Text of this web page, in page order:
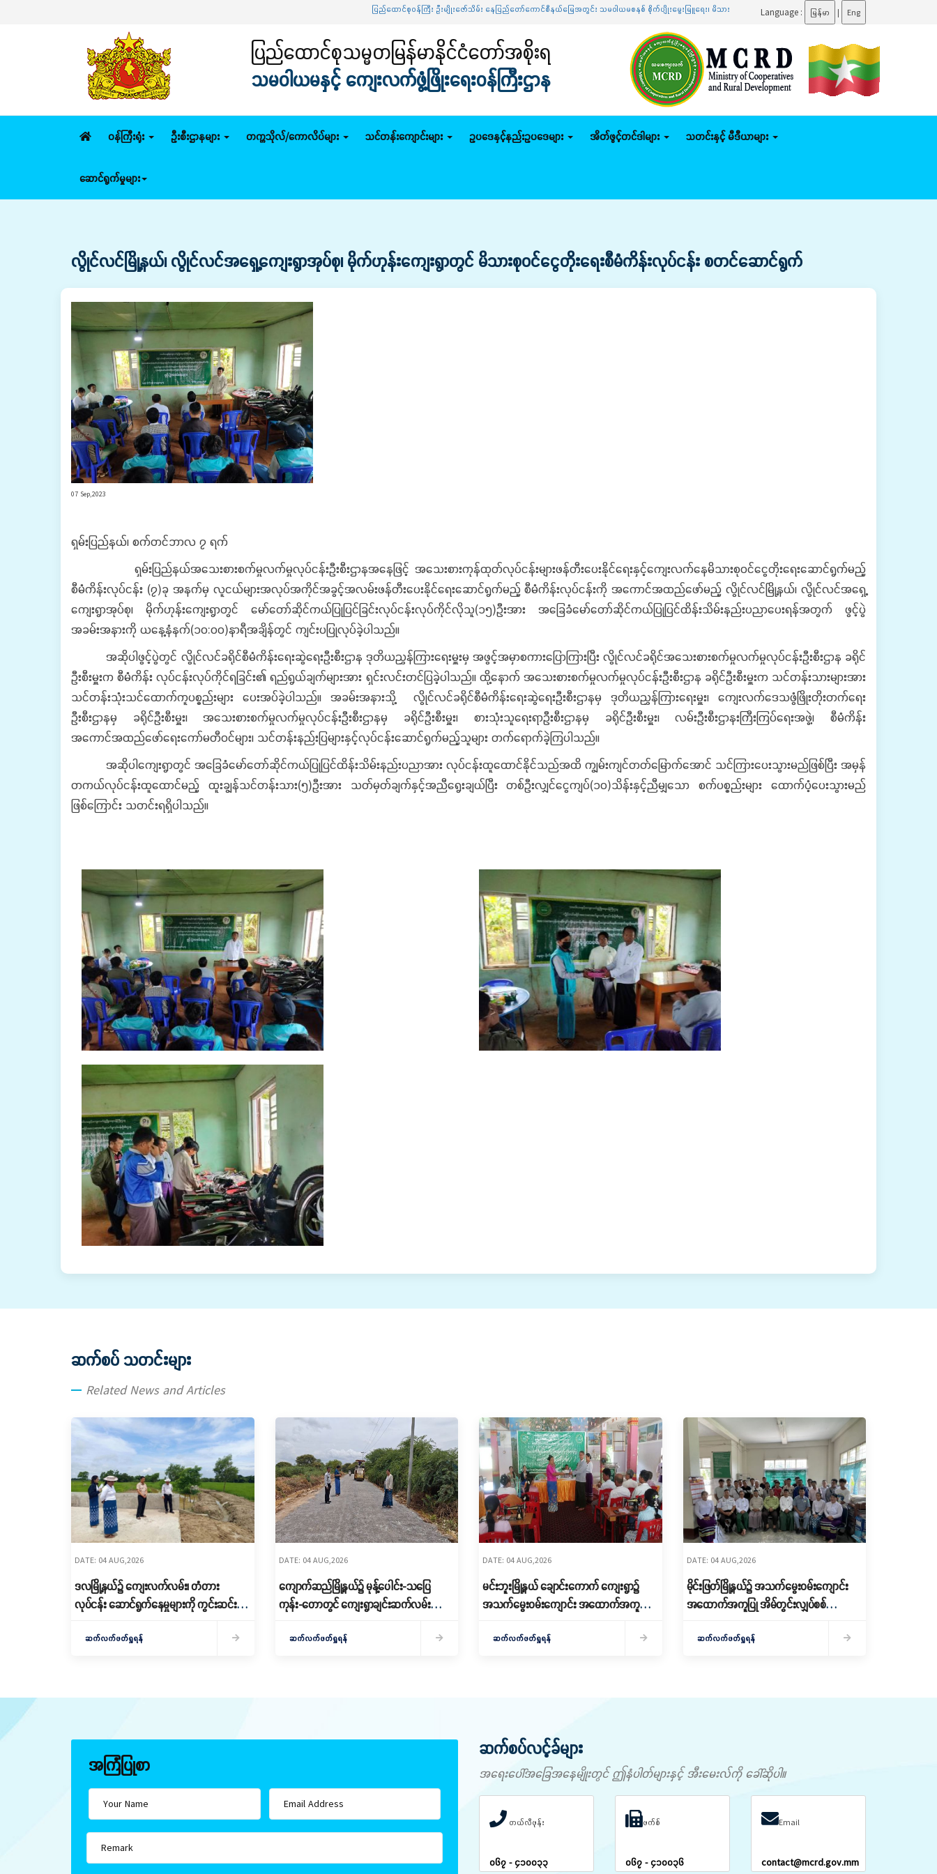
ပြည်ထောင်စုဝန်ကြီး ဦးမျိုးဇော်သိမ်း နေပြည်တော်ကောင်စီနယ်မြေအတွင်း သမဝါယမစနစ် စိုက်ပျိုးမွေးမြူရေး၊ မိသားစုဝင်ငွေတိုးပွားရေး၊ ဒေသဖွံ့ဖြိုးရေးလုပ်ငန်းများ ကွင်းဆင်းဆောင်ရွက် ဝန်ကြီးဌ
Language : မြန်မာ | Eng
ပြည်ထောင်စုသမ္မတမြန်မာနိုင်ငံတော်အစိုးရ
သမဝါယမနှင့် ကျေးလက်ဖွံ့ဖြိုးရေးဝန်ကြီးဌာန
ဝန်ကြီးရုံး ဦးစီးဌာနများ တက္ကသိုလ်/ကောလိပ်များ သင်တန်းကျောင်းများ ဥပဒေနှင့်နည်းဥပဒေများ အိတ်ဖွင့်တင်ဒါများ သတင်းနှင့် မီဒီယာများ
ဆောင်ရွက်မှုများ
လွိုင်လင်မြို့နယ်၊ လွိုင်လင်အရှေ့ကျေးရွာအုပ်စု၊ မိုက်ဟုန်းကျေးရွာတွင် မိသားစုဝင်ငွေတိုးရေးစီမံကိန်းလုပ်ငန်း စတင်ဆောင်ရွက်
07 Sep,2023
ရှမ်းပြည်နယ်၊ စက်တင်ဘာလ ၇ ရက်
ရှမ်းပြည်နယ်အသေးစားစက်မှုလက်မှုလုပ်ငန်းဦးစီးဌာနအနေဖြင့် အသေးစားကုန်ထုတ်လုပ်ငန်းများဖန်တီးပေးနိုင်ရေးနှင့်ကျေးလက်နေမိသားစုဝင်ငွေတိုးရေးဆောင်ရွက်မည့်
စီမံကိန်းလုပ်ငန်း (၇)ခု အနက်မှ လူငယ်များအလုပ်အကိုင်အခွင့်အလမ်းဖန်တီးပေးနိုင်ရေးဆောင်ရွက်မည့် စီမံကိန်းလုပ်ငန်းကို အကောင်အထည်ဖော်မည့် လွိုင်လင်မြို့နယ်၊ လွိုင်လင်အရှေ့
ကျေးရွာအုပ်စု၊ မိုက်ဟုန်းကျေးရွာတွင် မော်တော်ဆိုင်ကယ်ပြုပြင်ခြင်းလုပ်ငန်းလုပ်ကိုင်လိုသူ(၁၅)ဦးအား အခြေခံမော်တော်ဆိုင်ကယ်ပြုပြင်ထိန်းသိမ်းနည်းပညာပေးရန်အတွက် ဖွင့်ပွဲ
အခမ်းအနားကို ယနေ့နံနက်(၁၀:၀၀)နာရီအချိန်တွင် ကျင်းပပြုလုပ်ခဲ့ပါသည်။
အဆိုပါဖွင့်ပွဲတွင် လွိုင်လင်ခရိုင်စီမံကိန်းရေးဆွဲရေးဦးစီးဌာန ဒုတိယညွှန်ကြားရေးမှူးမှ အဖွင့်အမှာစကားပြောကြားပြီး လွိုင်လင်ခရိုင်အသေးစားစက်မှုလက်မှုလုပ်ငန်းဦးစီးဌာန ခရိုင်
ဦးစီးမှူးက စီမံကိန်း လုပ်ငန်းလုပ်ကိုင်ရခြင်း၏ ရည်ရွယ်ချက်များအား ရှင်းလင်းတင်ပြခဲ့ပါသည်။ ထို့နောက် အသေးစားစက်မှုလက်မှုလုပ်ငန်းဦးစီးဌာန ခရိုင်ဦးစီးမှူးက သင်တန်းသားများအား
သင်တန်းသုံးသင်ထောက်ကူပစ္စည်းများ ပေးအပ်ခဲ့ပါသည်။ အခမ်းအနားသို့ လွိုင်လင်ခရိုင်စီမံကိန်းရေးဆွဲရေးဦးစီးဌာနမှ ဒုတိယညွှန်ကြားရေးမှူး၊ ကျေးလက်ဒေသဖွံဖြိုးတိုးတက်ရေး
ဦးစီးဌာနမှ ခရိုင်ဦးစီးမှူး၊ အသေးစားစက်မှုလက်မှုလုပ်ငန်းဦးစီးဌာနမှ ခရိုင်ဦးစီးမှူး၊ စားသုံးသူရေးရာဦးစီးဌာနမှ ခရိုင်ဦးစီးမှူး၊ လမ်းဦးစီးဌာနးကြီးကြပ်ရေးအဖွဲ့၊ စီမံကိန်း
အကောင်အထည်ဖော်ရေးကော်မတီဝင်များ၊ သင်တန်းနည်းပြများနှင့်လုပ်ငန်းဆောင်ရွက်မည့်သူများ တက်ရောက်ခဲ့ကြပါသည်။
အဆိုပါကျေးရွာတွင် အခြေခံမော်တော်ဆိုင်ကယ်ပြုပြင်ထိန်းသိမ်းနည်းပညာအား လုပ်ငန်းထူထောင်နိုင်သည်အထိ ကျွမ်းကျင်တတ်မြောက်အောင် သင်ကြားပေးသွားမည်ဖြစ်ပြီး အမှန်
တကယ်လုပ်ငန်းထူထောင်မည့် ထူးချွန်သင်တန်းသား(၅)ဦးအား သတ်မှတ်ချက်နှင့်အညီရွေးချယ်ပြီး တစ်ဦးလျှင်ငွေကျပ်(၁၀)သိန်းနှင့်ညီမျှသော စက်ပစ္စည်းများ ထောက်ပံ့ပေးသွားမည်
ဖြစ်ကြောင်း သတင်းရရှိပါသည်။
ဆက်စပ် သတင်းများ
Related News and Articles
DATE: 04 AUG,2026
ဒလမြို့နယ်၌ ကျေးလက်လမ်း၊ တံတား
လုပ်ငန်း ဆောင်ရွက်နေမှုများကို ကွင်းဆင်း
ဆက်လက်ဖတ်ရှုရန်
DATE: 04 AUG,2026
ကျောက်ဆည်မြို့နယ်၌ မုန့်ပေါင်း-သပြေ
ကုန်း-တောတွင် ကျေးရွာချင်းဆက်လမ်း
ဆက်လက်ဖတ်ရှုရန်
DATE: 04 AUG,2026
မင်းဘူးမြို့နယ် ချောင်းကောက် ကျေးရွာ၌
အသက်မွေးဝမ်းကျောင်း အထောက်အကူပြု
ဆက်လက်ဖတ်ရှုရန်
DATE: 04 AUG,2026
မိုင်းဖြတ်မြို့နယ်၌ အသက်မွေးဝမ်းကျောင်း
အထောက်အကူပြု အိမ်တွင်းလျှပ်စစ်
ဆက်လက်ဖတ်ရှုရန်
အကြံပြုစာ
ဆက်စပ်လင့်ခ်များ
အရေးပေါ်အခြေအနေမျိုးတွင် ဤနံပါတ်များနှင့် အီးမေးလ်ကို ခေါ်ဆိုပါ။
တယ်လီဖုန်း
၀၆၇ - ၄၁၀၀၃၃
ဖက်စ်
၀၆၇ - ၄၁၀၀၃၆
Email
contact@mcrd.gov.mm